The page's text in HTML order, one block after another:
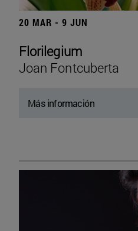
20 MAR - 9 JUN
Florilegium
Joan Fontcuberta
Más información